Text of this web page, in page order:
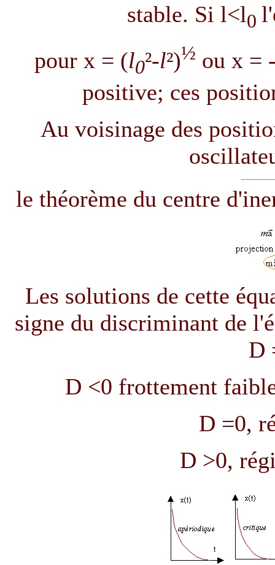
stable. Si l<l0
pour x = (l0²-l²)½ ou x =
positive; ces
Au voisinage des
le théorème du centre
Les solutions de cette
signe du discriminant de
D
D <0 frottement
D =0,
D >0,